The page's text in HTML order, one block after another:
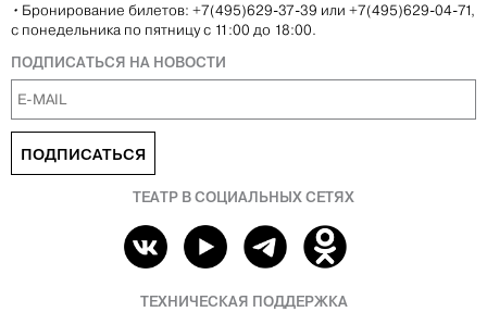
• Бронирование билетов: +7(495)629-37-39 или +7(495)629-04-71,
с понедельника по пятницу с 11:00 до 18:00.
ПОДПИСАТЬСЯ НА НОВОСТИ
ПОДПИСАТЬСЯ
ТЕАТР В СОЦИАЛЬНЫХ СЕТЯХ
ТЕХНИЧЕСКАЯ ПОДДЕРЖКА